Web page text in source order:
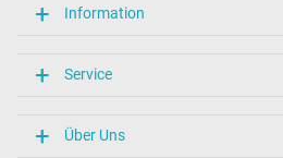
Information
Service
Über Uns